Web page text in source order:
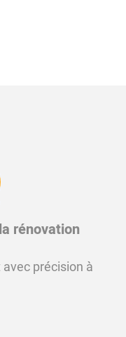
rénovation
précision à